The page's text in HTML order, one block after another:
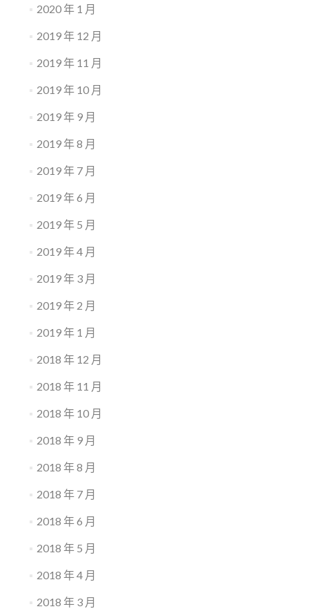
2020 年 1 月
2019 年 12 月
2019 年 11 月
2019 年 10 月
2019 年 9 月
2019 年 8 月
2019 年 7 月
2019 年 6 月
2019 年 5 月
2019 年 4 月
2019 年 3 月
2019 年 2 月
2019 年 1 月
2018 年 12 月
2018 年 11 月
2018 年 10 月
2018 年 9 月
2018 年 8 月
2018 年 7 月
2018 年 6 月
2018 年 5 月
2018 年 4 月
2018 年 3 月